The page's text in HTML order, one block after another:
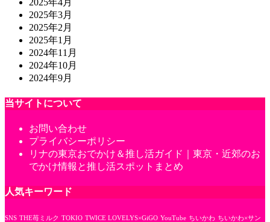
2025年3月
2025年2月
2025年1月
2024年11月
2024年10月
2024年9月
当サイトについて
お問い合わせ
プライバシーポリシー
リナの東京おでかけ＆推し活ガイド｜東京・近郊のお
でかけ情報と推し活スポットまとめ
人気キーワード
SNS THE苺ミルク TOKIO TWICE LOVELYS×GiGO YouTube ちいかわ ちいかわ×サン